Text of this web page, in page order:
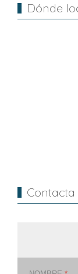
Dónde